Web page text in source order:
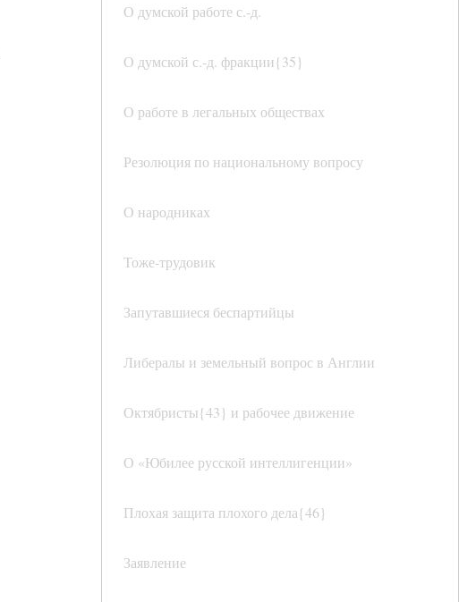
О думской работе с.-д.
О думской с.-д. фракции{35}
О работе в легальных обществах
Резолюция по национальному вопросу
О народниках
Тоже-трудовик
Запутавшиеся беспартийцы
Либералы и земельный вопрос в Англии
Октябристы{43} и рабочее движение
О «Юбилее русской интеллигенции»
Плохая защита плохого дела{46}
Заявление